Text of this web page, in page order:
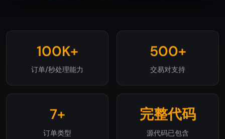
100K+
订单/秒处理能力
500+
交易对支持
7+
订单类型
完整代码
源代码已包含